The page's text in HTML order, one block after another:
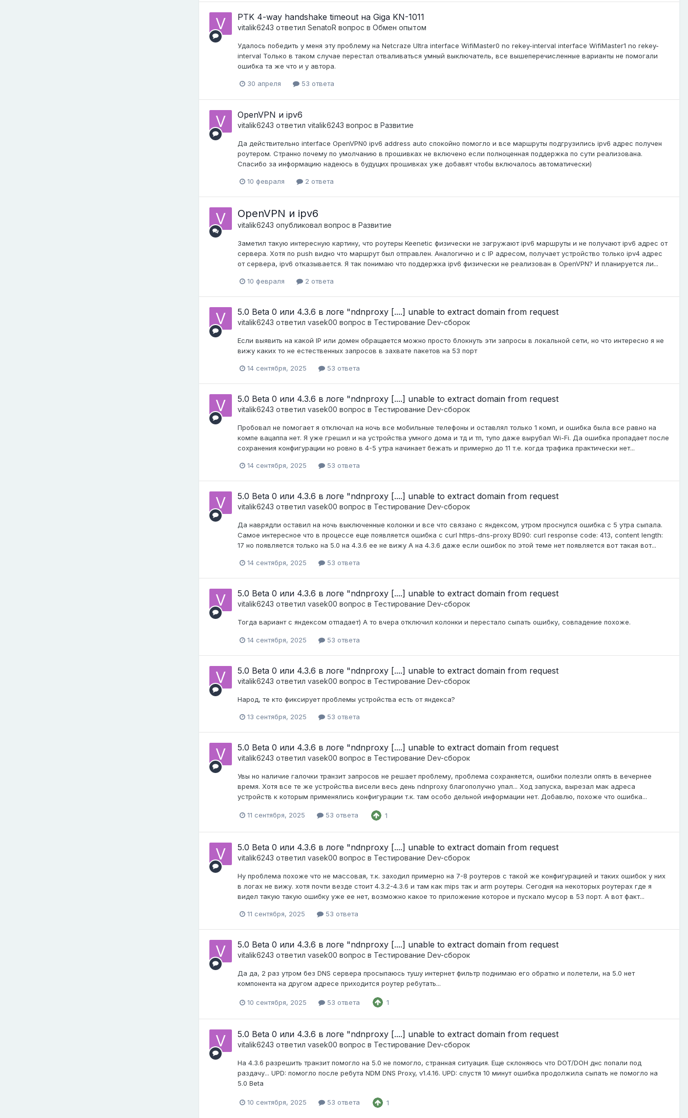
PTK 4-way handshake timeout на Giga KN-1011
vitalik6243 ответил SenatoR вопрос в Обмен опытом
Удалось победить у меня эту проблему на Netcraze Ultra interface WifiMaster0 no rekey-interval interface WifiMaster1 no rekey-
interval Только в таком случае перестал отваливаться умный выключатель, все вышеперечисленные варианты не помогали
ошибка та же что и у автора.
30 апреля 53 ответа
OpenVPN и ipv6
vitalik6243 ответил vitalik6243 вопрос в Развитие
Да действительно interface OpenVPN0 ipv6 address auto спокойно помогло и все маршруты подгрузились ipv6 адрес получен
роутером. Странно почему по умолчанию в прошивках не включено если полноценная поддержка по сути реализована.
Спасибо за информацию надеюсь в будущих прошивках уже добавят чтобы включалось автоматически)
10 февраля 2 ответа
OpenVPN и ipv6
vitalik6243 опубликовал вопрос в Развитие
Заметил такую интересную картину, что роутеры Keenetic физически не загружают ipv6 маршруты и не получают ipv6 адрес от
сервера. Хотя по push видно что маршрут был отправлен. Аналогично и с IP адресом, получает устройство только ipv4 адрес
от сервера, ipv6 отказывается. Я так понимаю что поддержка ipv6 физически не реализован в OpenVPN? И планируется ли...
10 февраля 2 ответа
5.0 Beta 0 или 4.3.6 в логе "ndnproxy [....] unable to extract domain from request
vitalik6243 ответил vasek00 вопрос в Тестирование Dev-сборок
Если выявить на какой IP или домен обращается можно просто блокнуть эти запросы в локальной сети, но что интересно я не
вижу каких то не естественных запросов в захвате пакетов на 53 порт
14 сентября, 2025 53 ответа
5.0 Beta 0 или 4.3.6 в логе "ndnproxy [....] unable to extract domain from request
vitalik6243 ответил vasek00 вопрос в Тестирование Dev-сборок
Пробовал не помогает я отключал на ночь все мобильные телефоны и оставлял только 1 комп, и ошибка была все равно на
компе вацаппа нет. Я уже грешил и на устройства умного дома и тд и тп, тупо даже вырубал Wi-Fi. Да ошибка пропадает после
сохранения конфигурации но ровно в 4-5 утра начинает бежать и примерно до 11 т.е. когда трафика практически нет...
14 сентября, 2025 53 ответа
5.0 Beta 0 или 4.3.6 в логе "ndnproxy [....] unable to extract domain from request
vitalik6243 ответил vasek00 вопрос в Тестирование Dev-сборок
Да наврядли оставил на ночь выключенные колонки и все что связано с яндексом, утром проснулся ошибка с 5 утра сыпала.
Самое интересное что в процессе еще появляется ошибка с curl https-dns-proxy BD90: curl response code: 413, content length:
17 но появляется только на 5.0 на 4.3.6 ее не вижу А на 4.3.6 даже если ошибок по этой теме нет появляется вот такая вот...
14 сентября, 2025 53 ответа
5.0 Beta 0 или 4.3.6 в логе "ndnproxy [....] unable to extract domain from request
vitalik6243 ответил vasek00 вопрос в Тестирование Dev-сборок
Тогда вариант с яндексом отпадает) А то вчера отключил колонки и перестало сыпать ошибку, совпадение похоже.
14 сентября, 2025 53 ответа
5.0 Beta 0 или 4.3.6 в логе "ndnproxy [....] unable to extract domain from request
vitalik6243 ответил vasek00 вопрос в Тестирование Dev-сборок
Народ, те кто фиксирует проблемы устройства есть от яндекса?
13 сентября, 2025 53 ответа
5.0 Beta 0 или 4.3.6 в логе "ndnproxy [....] unable to extract domain from request
vitalik6243 ответил vasek00 вопрос в Тестирование Dev-сборок
Увы но наличие галочки транзит запросов не решает проблему, проблема сохраняется, ошибки полезли опять в вечернее
время. Хотя все те же устройства висели весь день ndnproxy благополучно упал... Ход запуска, вырезал мак адреса
устройств к которым применялись конфигурации т.к. там особо дельной информации нет. Добавлю, похоже что ошибка...
11 сентября, 2025 53 ответа 1
5.0 Beta 0 или 4.3.6 в логе "ndnproxy [....] unable to extract domain from request
vitalik6243 ответил vasek00 вопрос в Тестирование Dev-сборок
Ну проблема похоже что не массовая, т.к. заходил примерно на 7-8 роутеров с такой же конфигурацией и таких ошибок у них
в логах не вижу. хотя почти везде стоит 4.3.2-4.3.6 и там как mips так и arm роутеры. Сегодня на некоторых роутерах где я
видел такую такую ошибку уже ее нет, возможно какое то приложение которое и пускало мусор в 53 порт. А вот факт...
11 сентября, 2025 53 ответа
5.0 Beta 0 или 4.3.6 в логе "ndnproxy [....] unable to extract domain from request
vitalik6243 ответил vasek00 вопрос в Тестирование Dev-сборок
Да да, 2 раз утром без DNS сервера просыпаюсь тушу интернет фильтр поднимаю его обратно и полетели, на 5.0 нет
компонента на другом адресе приходится роутер ребутать...
10 сентября, 2025 53 ответа 1
5.0 Beta 0 или 4.3.6 в логе "ndnproxy [....] unable to extract domain from request
vitalik6243 ответил vasek00 вопрос в Тестирование Dev-сборок
На 4.3.6 разрешить транзит помогло на 5.0 не помогло, странная ситуация. Еще склоняюсь что DOT/DOH днс попали под
раздачу... UPD: помогло после ребута NDM DNS Proxy, v1.4.16. UPD: спустя 10 минут ошибка продолжила сыпать не помогло на
5.0 Beta
10 сентября, 2025 53 ответа 1